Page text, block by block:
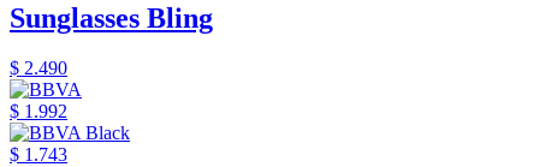
Sunglasses Bling
$ 2.490
$ 1.992
$ 1.743